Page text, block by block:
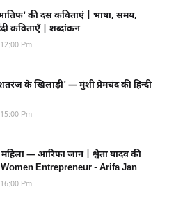
की दस कविताएं | भाषा, समय,
कविताएँ | शब्दांकन
Pm
के खिलाड़ी' — मुंशी प्रेमचंद की हिन्दी
Pm
महिला — आरिफा जान | श्वेता यादव की
Women Entrepreneur - Arifa Jan
Pm